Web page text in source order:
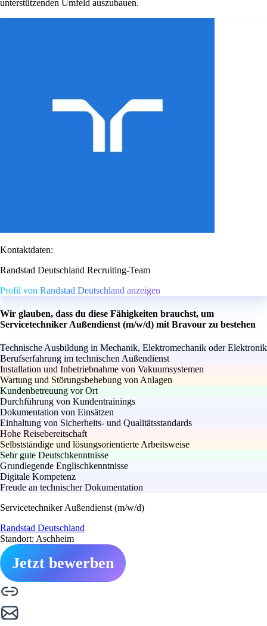
unterstützenden Umfeld auszubauen.
Kontaktdaten:
Randstad Deutschland Recruiting-Team
Profil von Randstad Deutschland anzeigen
Wir glauben, dass du diese Fähigkeiten brauchst, um
Servicetechniker Außendienst (m/w/d) mit Bravour zu bestehen
Technische Ausbildung in Mechanik, Elektromechanik oder Elektronik
Berufserfahrung im technischen Außendienst
Installation und Inbetriebnahme von Vakuumsystemen
Wartung und Störungsbehebung von Anlagen
Kundenbetreuung vor Ort
Durchführung von Kundentrainings
Dokumentation von Einsätzen
Einhaltung von Sicherheits- und Qualitätsstandards
Hohe Reisebereitschaft
Selbstständige und lösungsorientierte Arbeitsweise
Sehr gute Deutschkenntnisse
Grundlegende Englischkenntnisse
Digitale Kompetenz
Freude an technischer Dokumentation
Servicetechniker Außendienst (m/w/d)
Randstad Deutschland
Standort: Aschheim
Jetzt bewerben